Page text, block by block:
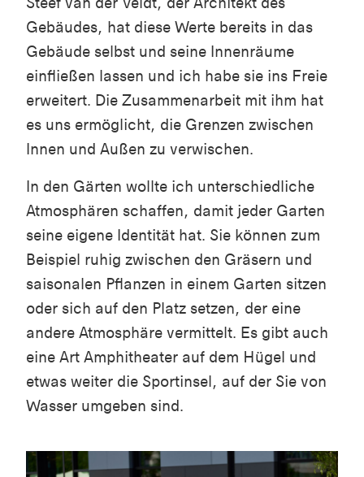
Gebäudes, hat diese Werte bereits in das
Gebäude selbst und seine Innenräume
einfließen lassen und ich habe sie ins Freie
erweitert. Die Zusammenarbeit mit ihm hat
es uns ermöglicht, die Grenzen zwischen
Innen und Außen zu verwischen.
In den Gärten wollte ich unterschiedliche
Atmosphären schaffen, damit jeder Garten
seine eigene Identität hat. Sie können zum
Beispiel ruhig zwischen den Gräsern und
saisonalen Pflanzen in einem Garten sitzen
oder sich auf den Platz setzen, der eine
andere Atmosphäre vermittelt. Es gibt auch
eine Art Amphitheater auf dem Hügel und
etwas weiter die Sportinsel, auf der Sie von
Wasser umgeben sind.